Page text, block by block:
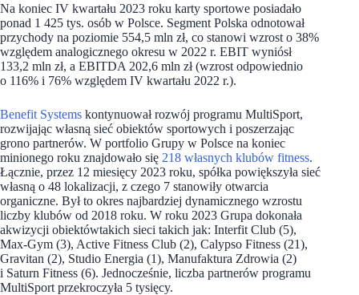
Na koniec IV kwartału 2023 roku karty sportowe posiadało
ponad 1 425 tys. osób w Polsce. Segment Polska odnotował
przychody na poziomie 554,5 mln zł, co stanowi wzrost o 38%
względem analogicznego okresu w 2022 r. EBIT wyniósł
133,2 mln zł, a EBITDA 202,6 mln zł (wzrost odpowiednio
o 116% i 76% względem IV kwartału 2022 r.).
Benefit Systems kontynuował rozwój programu MultiSport,
rozwijając własną sieć obiektów sportowych i poszerzając
grono partnerów. W portfolio Grupy w Polsce na koniec
minionego roku znajdowało się 218 własnych klubów fitness.
Łącznie, przez 12 miesięcy 2023 roku, spółka powiększyła sieć
własną o 48 lokalizacji, z czego 7 stanowiły otwarcia
organiczne. Był to okres najbardziej dynamicznego wzrostu
liczby klubów od 2018 roku. W roku 2023 Grupa dokonała
akwizycji obiektówtakich sieci takich jak: Interfit Club (5),
Max-Gym (3), Active Fitness Club (2), Calypso Fitness (21),
Gravitan (2), Studio Energia (1), Manufaktura Zdrowia (2)
i Saturn Fitness (6). Jednocześnie, liczba partnerów programu
MultiSport przekroczyła 5 tysięcy.